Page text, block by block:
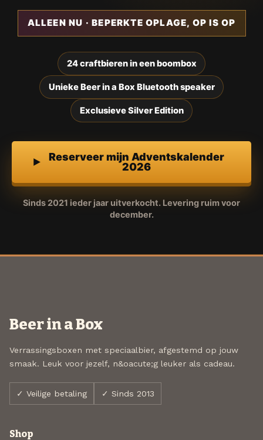
ALLEEN NU · BEPERKTE OPLAGE, OP IS OP
24 craftbieren in een boombox
Unieke Beer in a Box Bluetooth speaker
Exclusieve Silver Edition
Reserveer mijn Adventskalender
2026
Sinds 2021 ieder jaar uitverkocht. Levering ruim voor
december.
Beer in a Box
Verrassingsboxen met speciaalbier, afgestemd op jouw
smaak. Leuk voor jezelf, n&oacute;g leuker als cadeau.
✓ Veilige betaling ✓ Sinds 2013
Shop